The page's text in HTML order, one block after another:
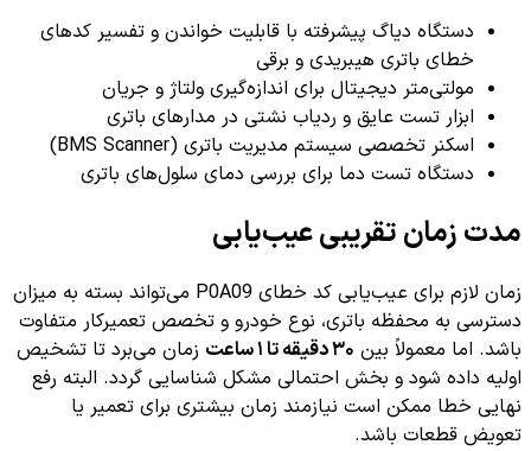
دستگاه دیاگ پیشرفته با قابلیت خواندن و تفسیر کدهای
خطای باتری هیبریدی و برقی
مولتی‌متر دیجیتال برای اندازه‌گیری ولتاژ و جریان
ابزار تست عایق و ردیاب نشتی در مدارهای باتری
اسکنر تخصصی سیستم مدیریت باتری (BMS Scanner)
دستگاه تست دما برای بررسی دمای سلول‌های باتری
مدت زمان تقریبی عیب‌یابی
زمان لازم برای عیب‌یابی کد خطای P0A09 می‌تواند بسته به میزان
دسترسی به محفظه باتری، نوع خودرو و تخصص تعمیرکار متفاوت
باشد. اما معمولاً بین ۳۰ دقیقه تا ۱ ساعت
زمان می‌برد تا تشخیص
اولیه داده شود و بخش احتمالی مشکل شناسایی گردد. البته رفع
نهایی خطا ممکن است نیازمند زمان بیشتری برای تعمیر یا
تعویض قطعات باشد.